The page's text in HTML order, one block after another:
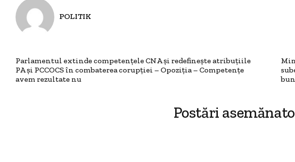
POLITIK
Parlamentul extinde competențele CNA și redefinește atribuțiile
PA și PCCOCS în combaterea corupției – Opoziția – Competențe
avem rezultate nu
Postări